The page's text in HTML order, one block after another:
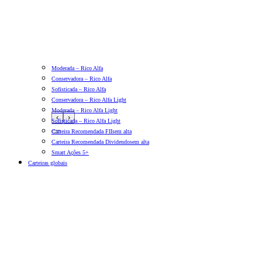
‹ ›
Moderada – Rico Alfa
Conservadora – Rico Alfa
Sofisticada – Rico Alfa
Conservadora – Rico Alfa Light
Moderada – Rico Alfa Light
Sofisticada – Rico Alfa Light
Carteira Recomendada FIIsem alta
Carteira Recomendada Dividendosem alta
Smart Ações 5+
Carteiras globais